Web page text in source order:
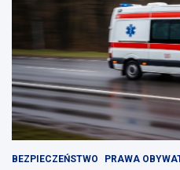
BEZPIECZEŃSTWO PRAWA